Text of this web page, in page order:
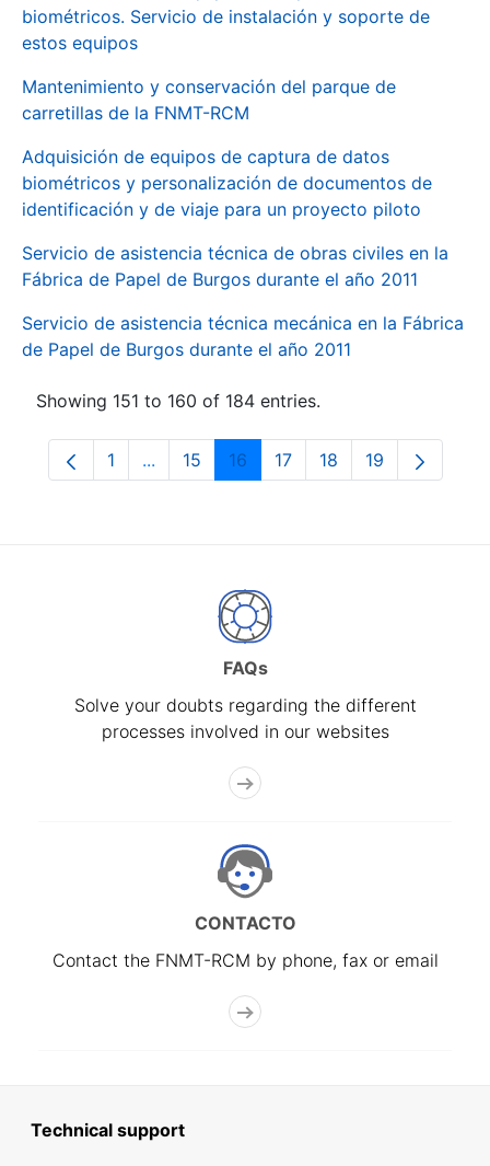
biométricos. Servicio de instalación y soporte de
estos equipos
Mantenimiento y conservación del parque de
carretillas de la FNMT-RCM
Adquisición de equipos de captura de datos
biométricos y personalización de documentos de
identificación y de viaje para un proyecto piloto
Servicio de asistencia técnica de obras civiles en la
Fábrica de Papel de Burgos durante el año 2011
Servicio de asistencia técnica mecánica en la Fábrica
de Papel de Burgos durante el año 2011
Showing 151 to 160 of 184 entries.
Page
1 ...Intermediate Pages Use TAB to navigate.
Page
15 Page
16 Page
17 Page
18 Page
19
FAQs
Solve your doubts regarding the different
processes involved in our websites
CONTACTO
Contact the FNMT-RCM by phone, fax or email
Technical support